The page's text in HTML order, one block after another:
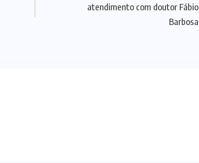
atendimento com doutor Fábio
Barbosa